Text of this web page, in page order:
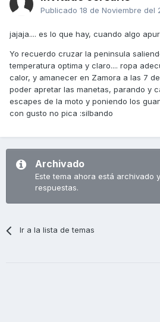
Publicado 18 de Noviembre del
jajaja.... es lo que hay, cuando algo
Yo recuerdo cruzar la peninsula
temperatura optima y claro.... ropa
calor, y amanecer en Zamora a las 7
poder apretar las manetas, parando y
escapes de la moto y poniendo los
con gusto no pica :silbando
Archivado
Este tema ahora está archivado
respuestas.
Ir a la lista de temas